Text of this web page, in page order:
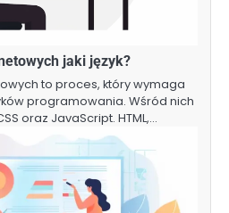
jaki język?
to proces, który wymaga
programowania. Wśród nich
oraz JavaScript. HTML,…